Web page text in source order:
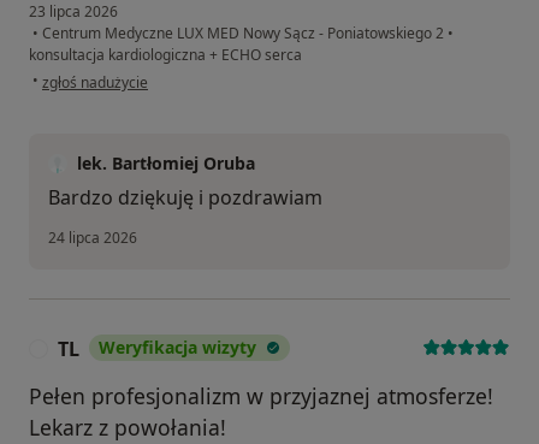
23 lipca 2026
• Centrum Medyczne LUX MED Nowy Sącz - Poniatowskiego 2 •
konsultacja kardiologiczna + ECHO serca
• w opinii użytkownika Izabela
zgłoś nadużycie
lek. Bartłomiej Oruba
Bardzo dziękuję i pozdrawiam
24 lipca 2026
TL Weryfikacja wizyty
Pełen profesjonalizm w przyjaznej atmosferze!
Lekarz z powołania!